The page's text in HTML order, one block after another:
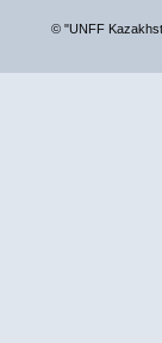
© "UNFF